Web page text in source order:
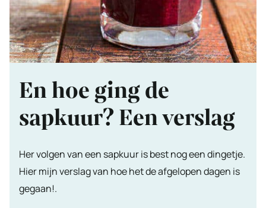
En hoe ging de
sapkuur? Een verslag
Her volgen van een sapkuur is best nog een dingetje.
Hier mijn verslag van hoe het de afgelopen dagen is
gegaan!.